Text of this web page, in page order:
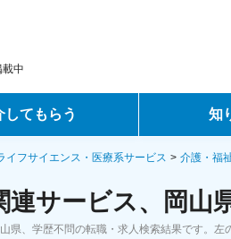
中
してもらう 知
転職ノウハウ
データで見る
イフサイエンス・医療系サービス 介護・福
連サービス、岡山
県、学歴不問の転職・求人検索結果です。左